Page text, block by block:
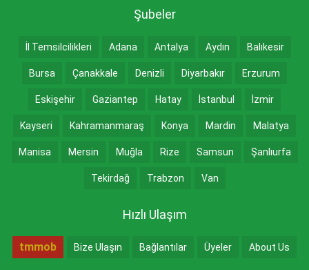
Şubeler
İl Temsilcilikleri Adana Antalya Aydın Balıkesir
Bursa Çanakkale Denizli Diyarbakır Erzurum
Eskişehir Gaziantep Hatay İstanbul İzmir
Kayseri Kahramanmaraş Konya Mardin Malatya
Manisa Mersin Muğla Rize Samsun Şanlıurfa
Tekirdağ Trabzon Van
Hızlı Ulaşım
tmmob Bize Ulaşın Bağlantılar Üyeler About Us